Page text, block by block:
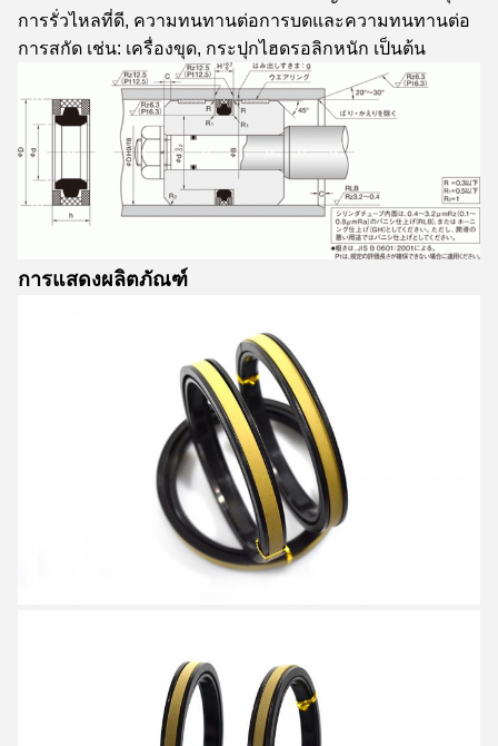
การรั่วไหลที่ดี, ความทนทานต่อการบดและความทนทานต่อ
การสกัด เช่น: เครื่องขุด, กระปุกไฮดรอลิกหนัก เป็นต้น
การแสดงผลิตภัณฑ์